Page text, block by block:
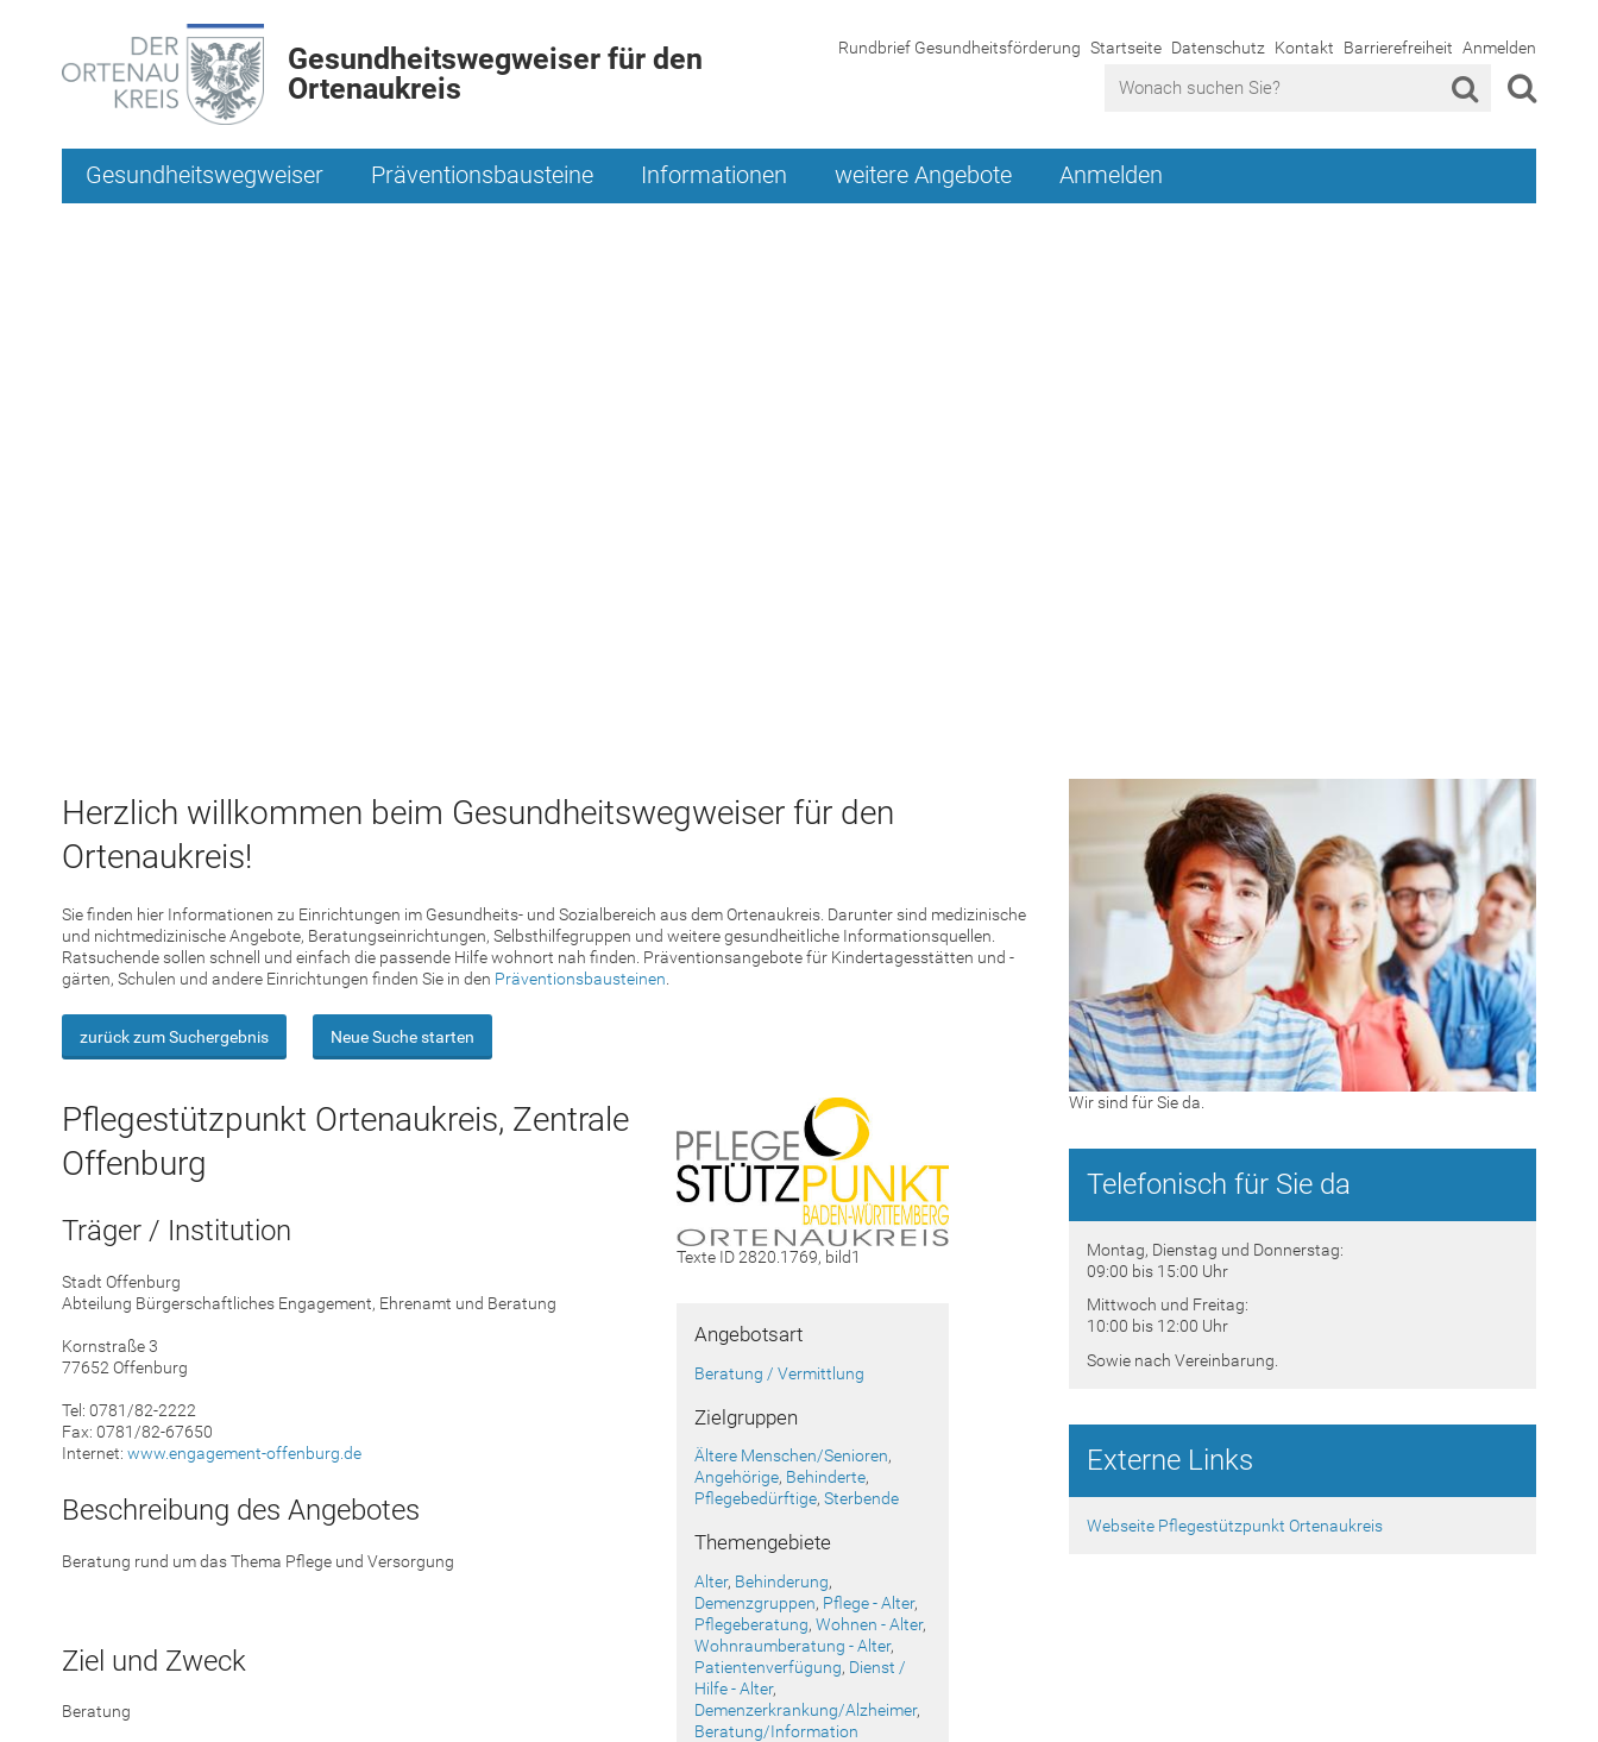
Gesundheitswegweiser für den
Ortenaukreis
Rundbrief Gesundheitsförderung Startseite Datenschutz Kontakt Barrierefreiheit Anmelden
Gesundheitswegweiser Präventionsbausteine Informationen weitere Angebote Anmelden
Herzlich willkommen beim Gesundheitswegweiser für den
Ortenaukreis!
Sie finden hier Informationen zu Einrichtungen im Gesundheits- und Sozialbereich aus dem Ortenaukreis. Darunter sind medizinische
und nichtmedizinische Angebote, Beratungseinrichtungen, Selbsthilfegruppen und weitere gesundheitliche Informationsquellen.
Ratsuchende sollen schnell und einfach die passende Hilfe wohnort nah finden. Präventionsangebote für Kindertagesstätten und -
gärten, Schulen und andere Einrichtungen finden Sie in den Präventionsbausteinen
zurück zum Suchergebnis Neue Suche starten
Pflegestützpunkt Ortenaukreis, Zentrale
Offenburg
Träger / Institution
Stadt Offenburg
Abteilung Bürgerschaftliches Engagement, Ehrenamt und Beratung
Kornstraße 3
77652 Offenburg
Tel: 0781/82-2222
Fax: 0781/82-67650
Internet: www.engagement-offenburg.de
Beschreibung des Angebotes
Beratung rund um das Thema Pflege und Versorgung
Ziel und Zweck
Beratung
Texte ID 2820.1769, bild1
Angebotsart
Beratung / Vermittlung
Zielgruppen
Ältere Menschen/Senioren,
Angehörige, Behinderte,
Pflegebedürftige,Sterbende
Themengebiete
Alter, Behinderung,
Demenzgruppen, Pflege - Alter,
Pflegeberatung,Wohnen - Alter,
Wohnraumberatung - Alter,
Patientenverfügung, Dienst /
Hilfe - Alter,
Demenzerkrankung/Alzheimer,
Beratung/Information
Wir sind für Sie da.
Telefonisch für Sie da
Montag, Dienstag und Donnerstag:
09:00 bis 15:00 Uhr
Mittwoch und Freitag:
10:00 bis 12:00 Uhr
Sowie nach Vereinbarung.
Externe Links
Webseite Pflegestützpunkt Ortenaukreis